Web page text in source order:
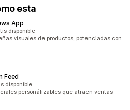
esta
App
disponible
visuales de productos, potenciadas con
Feed
disponible
personálizables que atraen ventas